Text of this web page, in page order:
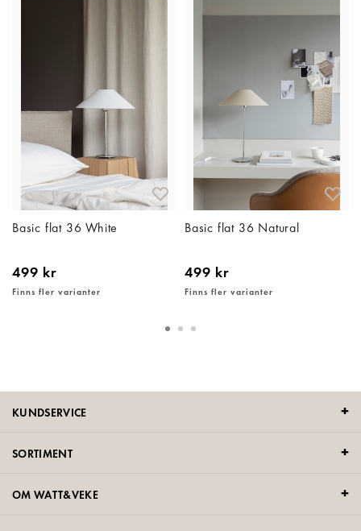
Basic flat 36 White
499 kr
Finns fler varianter
Basic flat 36 Natural
499 kr
Finns fler varianter
KUNDSERVICE
SORTIMENT
OM WATT&VEKE